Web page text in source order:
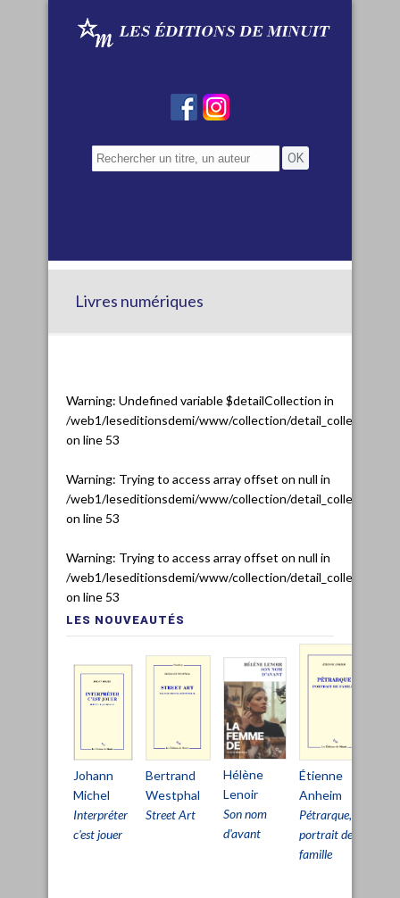
Livres numériques
Warning: Undefined variable $detailCollection in
/web1/leseditionsdemi/www/collection/
on line 53
Warning: Trying to access array offset on null in
/web1/leseditionsdemi/www/collection/
on line 53
Warning: Trying to access array offset on null in
/web1/leseditionsdemi/www/collection/
on line 53
LES NOUVEAUTÉS
Johann
Michel
Interpréter
c'est jouer
Bertrand
Westphal
Street Art
Hélène
Lenoir
Son nom
d'avant
Étienne
Anheim
Pétrarque,
portrait de
famille